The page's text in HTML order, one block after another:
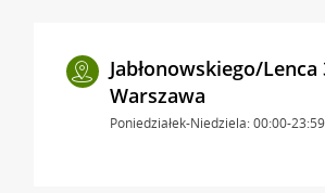
Jabłonowskiego/Lenca
Warszawa
Poniedziałek-Niedziela: 00:00-23:59